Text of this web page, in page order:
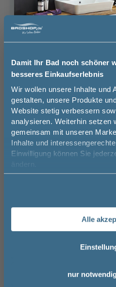
Damit Ihr Bad noch schöner
besseres Einkaufserlebnis
Wir wollen unsere Inhalte und
gestalten, unsere Produkte
Website stetig verbessern
analysieren. Weiterhin setzen
gemeinsam mit unseren
Inhalte und
Einwilligung können Sie
ändern.
Alle
nur
Unsere
keine Optionen mit Aufpreis
Gesamtpreis
Versand
In den
Artikel
Jetzt 50
Melde Sie sich
Newsletter an
50€* auf Ihre
Email